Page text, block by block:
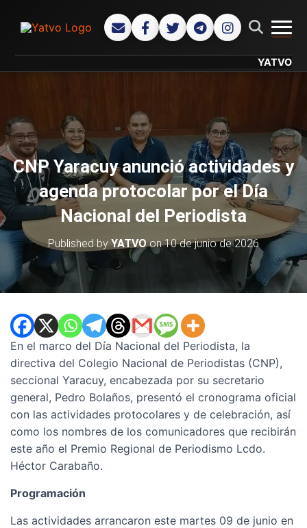
YATVO...
CNP Yaracuy anunció actividades y
agenda protocolar por el Día
Nacional del Periodista
Published byYATVOon10 de junio de 2026
En el marco del Día Nacional del Periodista, la
directiva del Colegio Nacional de Periodistas (CNP),
seccional Yaracuy, encabezada por su secretario
general, Pedro Bolaños, presentó el cronograma oficial
con las actividades protocolares y de celebración, así
como los nombres de los comunicadores que recibirán
este año el Premio Regional de Periodismo Lcdo.
Héctor Carabaño.
Programación
Las actividades arrancaron este martes 09 de junio en